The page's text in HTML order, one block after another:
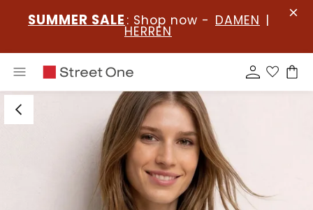
SUMMER SALE : Shop now - DAMEN |
HERREN